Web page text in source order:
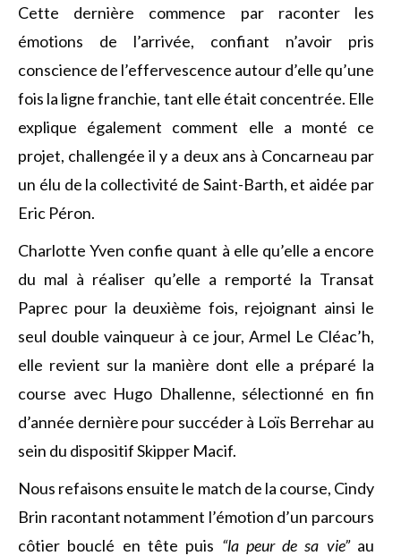
Cette dernière commence par raconter les
émotions de l’arrivée, confiant n’avoir pris
conscience de l’effervescence autour d’elle qu’une
fois la ligne franchie, tant elle était concentrée. Elle
explique également comment elle a monté ce
projet, challengée il y a deux ans à Concarneau par
un élu de la collectivité de Saint-Barth, et aidée par
Eric Péron.
Charlotte Yven confie quant à elle qu’elle a encore
du mal à réaliser qu’elle a remporté la Transat
Paprec pour la deuxième fois, rejoignant ainsi le
seul double vainqueur à ce jour, Armel Le Cléac’h,
elle revient sur la manière dont elle a préparé la
course avec Hugo Dhallenne, sélectionné en fin
d’année dernière pour succéder à Loïs Berrehar au
sein du dispositif Skipper Macif.
Nous refaisons ensuite le match de la course, Cindy
Brin racontant notamment l’émotion d’un parcours
côtier bouclé en tête puis “la peur de sa vie”au